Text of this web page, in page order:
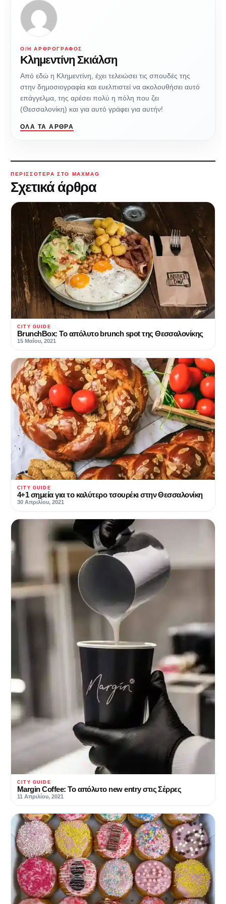
Ο/Η ΑΡΘΡΟΓΡΆΦΟΣ
Κλημεντίνη Σκιάλση
Από εδώ η Κλημεντίνη, έχει τελειώσει τις σπουδές της
στην δημοσιογραφία και ευελπιστεί να ακολουθήσει αυτό
επάγγελμα, της αρέσει πολύ η πόλη που ζει
(Θεσσαλονίκη) και για αυτό γράφει για αυτήν!
ΌΛΑ ΤΑ ΆΡΘΡΑ
ΠΕΡΙΣΣΌΤΕΡΑ ΣΤΟ MAXMAG
Σχετικά άρθρα
CITY GUIDE
BrunchBox: Το απόλυτο brunch spot της Θεσσαλονίκης
15 Μαΐου, 2021
CITY GUIDE
4+1 σημεία για το καλύτερο τσουρέκι στην Θεσσαλονίκη
30 Απριλίου, 2021
CITY GUIDE
Margin Coffee: Το απόλυτο new entry στις Σέρρες
11 Απριλίου, 2021